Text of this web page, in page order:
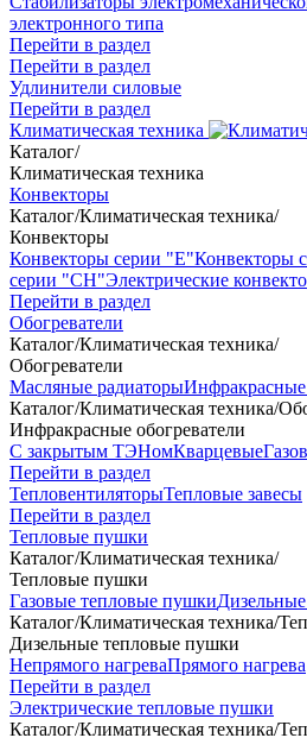
электронного типа
Перейти в раздел
Перейти в раздел
Удлинители силовые
Перейти в раздел
Климатическая техника
Каталог/
Климатическая техника
Конвекторы
Каталог/Климатическая техника/
Конвекторы
Конвекторы серии "Е"Конвекторы
серии "СН"Электрические
Перейти в раздел
Обогреватели
Каталог/Климатическая техника/
Обогреватели
Масляные радиаторыИнфракрасные
Каталог/Климатическая техника/
Инфракрасные обогреватели
С закрытым ТЭНомКварцевые
Перейти в раздел
ТепловентиляторыТепловые завесы
Перейти в раздел
Тепловые пушки
Каталог/Климатическая техника/
Тепловые пушки
Газовые тепловые пушки
Каталог/Климатическая техника/
Дизельные тепловые пушки
Непрямого нагреваПрямого нагрева
Перейти в раздел
Электрические тепловые пушки
Каталог/Климатическая техника/